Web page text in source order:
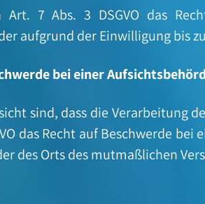
Art. 7 Abs. 3 DSGVO das
aufgrund der Einwilligung bis
bei einer
sind, dass die Verarbeitung
das Recht auf Beschwerde
des Orts des mutmaßlichen